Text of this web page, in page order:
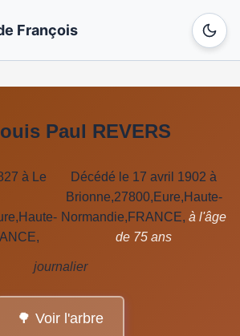
François
Paul REVERS
à Le
Décédé le 17 avril 1902 à
Brionne,27800,Eure,Haute-
Normandie,FRANCE, à l'âge
de 75 ans
journalier
🌳 Voir l'arbre